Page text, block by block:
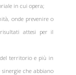
in cui opera;
onde prevenire o
attesi per il
territorio e più in
che abbiano